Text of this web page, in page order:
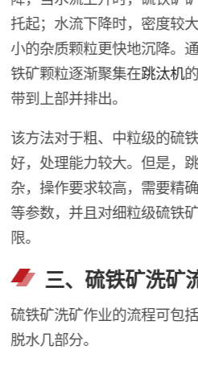
托起；水流下降时，密度较
小的杂质颗粒更快地沉降。
铁矿颗粒逐渐聚集在跳汰机
带到上部并排出。
该方法对于粗、中粒级的硫
好，处理能力较大。但是，
杂，操作要求较高，需要精
等参数，并且对细粒级硫铁
限。
三、硫铁矿洗矿
硫铁矿洗矿作业的流程可包
脱水几部分。